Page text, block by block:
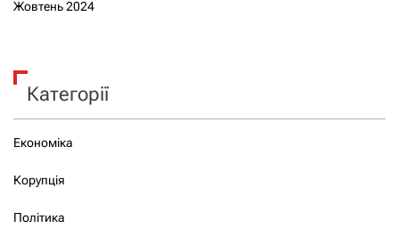
Жовтень 2024
Категорії
Економіка
Корупція
Політика